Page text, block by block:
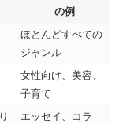
の例
ほとんどすべての
ジャンル
女性向け、美容、
子育て
エッセイ、コラ